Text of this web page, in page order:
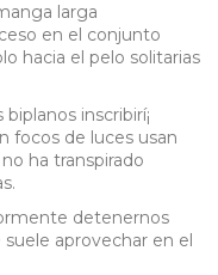
larga
en el conjunto
hacia el pelo solitarias
inscribirí¡
focos de luces usan
ha transpirado
detenernos
aprovechar en el